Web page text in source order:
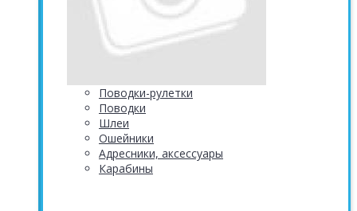
Поводки-рулетки
Поводки
Шлеи
Ошейники
Адресники, аксессуары
Карабины